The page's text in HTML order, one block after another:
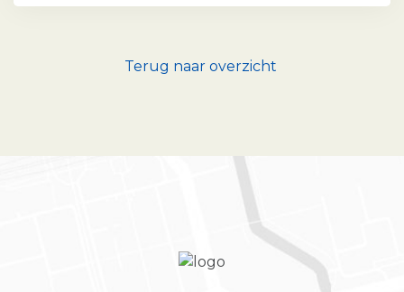
Terug naar overzicht